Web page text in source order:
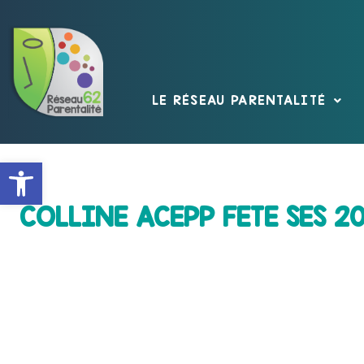
Ouvrir la barre d’outils
LE RÉSEAU PARENTALITÉ
COLLINE ACEPP FETE